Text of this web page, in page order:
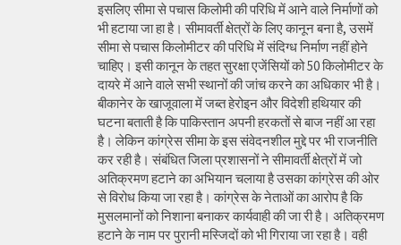
इसलिए सीमा से पचास किलोमी की परिधि में आने वाले निर्माणों को
भी हटाया जा हा है। सीमावर्ती क्षेत्रों के लिए कानून बना है, उसमें
सीमा से पचास किलोमीटर की परिधि में संदिग्ध निर्माण नहीं होने
चाहिए। इसी कानून के तहत सुरक्षा एजेंसियों को 50 किलोमीटर के
दायरे में आने वाले सभी स्थानों की जांच करने का अधिकार भी है।
बीकानेर के खाजूवाला में जब्त हेरोइन और विदेशी हथियार की
घटना बताती है कि पाकिस्तान अपनी हरकतों से बाज नहीं आ रहा
है। लेकिन कांग्रेस सीमा के इस संवेदनशील मुद्दे पर भी राजनीति
कर रही है। संबंधित जिला प्रशासनों ने सीमावर्ती क्षेत्रों में जो
अतिक्रमण हटाने का अभियान चलाया है उसका कांग्रेस की ओर
से विरोध किया जा रहा है। कांग्रेस के नेताओं का आरोप है कि
मुसलमानों को निशाना बनाकर कार्यवाही की जा री है। अतिक्रमण
हटाने के नाम पर पुरानी मस्जिदों को भी गिराया जा रहा है। वही